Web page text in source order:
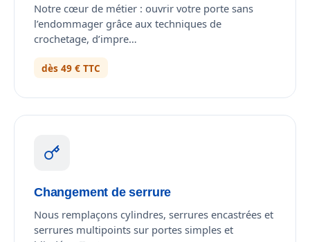
Notre cœur de métier : ouvrir votre porte sans
l’endommager grâce aux techniques de
crochetage, d’impre…
dès 49 € TTC
Changement de serrure
Nous remplaçons cylindres, serrures encastrées et
serrures multipoints sur portes simples et